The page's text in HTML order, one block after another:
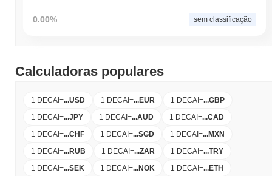
0.00% sem classificação
Calculadoras populares
1 DECAI=...USD 1 DECAI=...EUR 1 DECAI=...GBP
1 DECAI=...JPY 1 DECAI=...AUD 1 DECAI=...CAD
1 DECAI=...CHF 1 DECAI=...SGD 1 DECAI=...MXN
1 DECAI=...RUB 1 DECAI=...ZAR 1 DECAI=...TRY
1 DECAI=...SEK 1 DECAI=...NOK 1 DECAI=...ETH